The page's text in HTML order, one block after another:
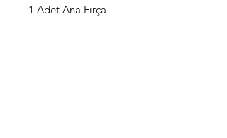
1 Adet Ana Fırça